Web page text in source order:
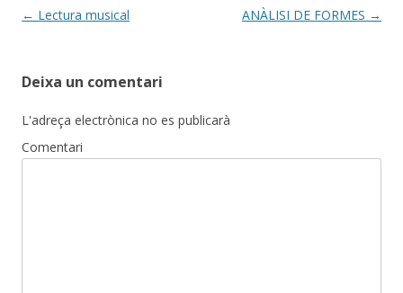
Post
← Lectura musical ANÀLISI DE FORMES →
Deixa un comentari
L'adreça electrònica no es publicarà
Comentari